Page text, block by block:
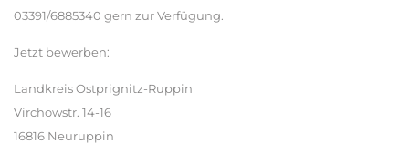
03391/6885340 gern zur Verfügung.
Jetzt bewerben:
Landkreis Ostprignitz-Ruppin
Virchowstr. 14-16
16816 Neuruppin